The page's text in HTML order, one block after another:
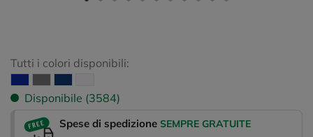
Tutti i colori disponibili:
Disponibile (3584)
Spese di spedizione SEMPRE GRATUITE